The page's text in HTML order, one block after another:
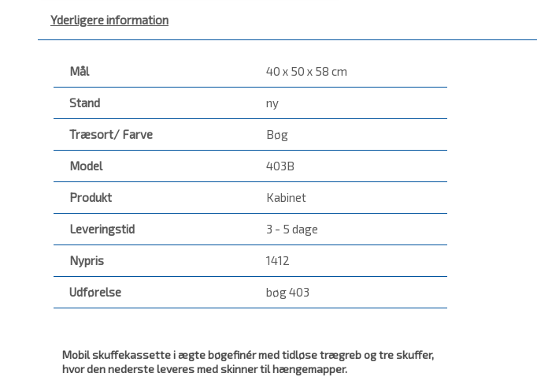
Yderligere information
Mål 40 x 50 x 58 cm
Stand ny
Træsort/ Farve Bøg
Model 403B
Produkt Kabinet
Leveringstid 3 - 5 dage
Nypris 1412
Udførelse bøg 403
Mobil skuffekassette i ægte bøgefinér med tidløse trægreb og tre skuffer,
hvor den nederste leveres med skinner til hængemapper.